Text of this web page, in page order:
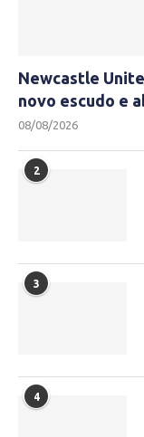
Newcastle
novo escudo e
08/08/2026
2
3
4